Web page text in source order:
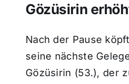
Gözüsirin
Nach der Pause
seine nächste
Gözüsirin (53.), der